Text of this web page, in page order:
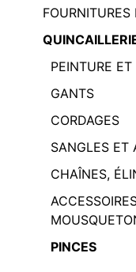
FOURNITURES
PEINTURE
GANTS
CORDAGES
SANGLES ET
CHAÎNES,
PINCES